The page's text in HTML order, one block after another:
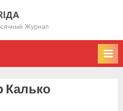
Журнал
Калько